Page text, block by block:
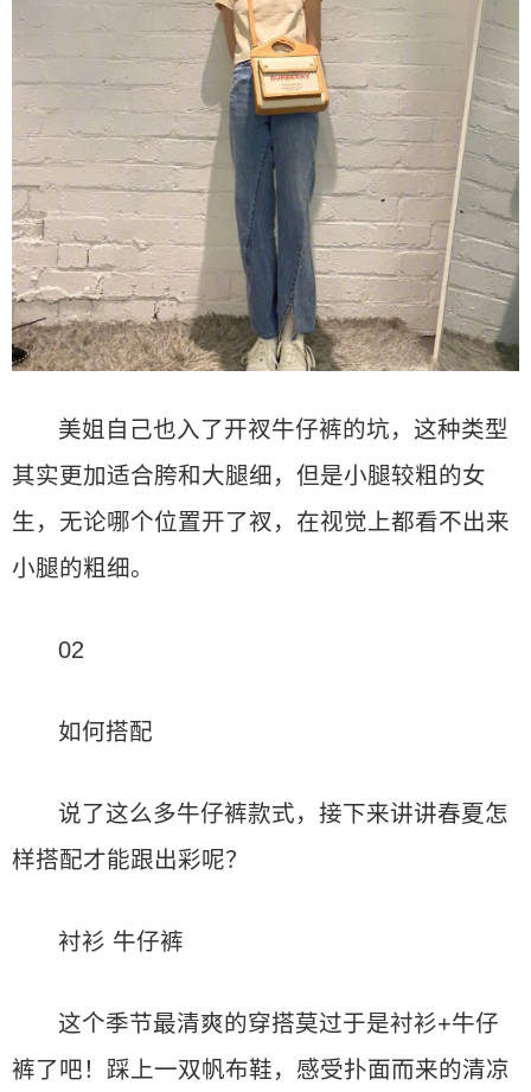
美姐自己也入了开衩牛仔裤的坑，这种类型
其实更加适合胯和大腿细，但是小腿较粗的女
生，无论哪个位置开了衩，在视觉上都看不出来
小腿的粗细。
02
如何搭配
说了这么多牛仔裤款式，接下来讲讲春夏怎
样搭配才能跟出彩呢？
衬衫 牛仔裤
这个季节最清爽的穿搭莫过于是衬衫+牛仔
裤了吧！踩上一双帆布鞋，感受扑面而来的清凉